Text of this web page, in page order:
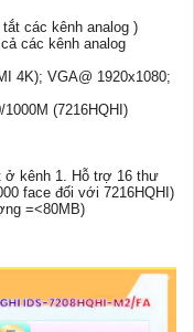
các kênh analog )
các kênh analog
4K); VGA@ 1920x1080;
(7216HQHI)
ở kênh 1. Hỗ trợ 16 thư
face đối với 7216HQHI)
=<80MB)